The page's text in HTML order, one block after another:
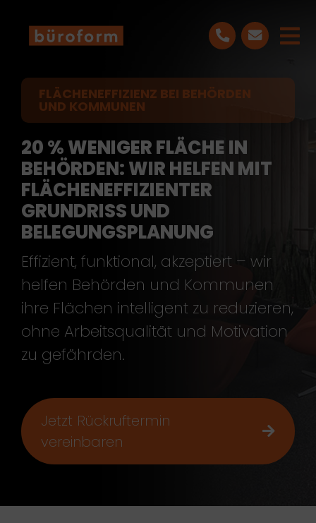
content
LEISTUNGEN
PROJEKTE
ÜBER UNS
BLOG
KONTAKT
FLÄCHENEFFIZIENZ BEI BEHÖRDEN
UND KOMMUNEN
20 % WENIGER FLÄCHE IN
BEHÖRDEN: WIR HELFEN MIT
FLÄCHENEFFIZIENTER
GRUNDRISS UND
BELEGUNGSPLANUNG
Effizient, funktional, akzeptiert – wir
helfen Behörden und Kommunen
ihre Flächen intelligent zu reduzieren,
ohne Arbeitsqualität und Motivation
zu gefährden.
Jetzt Rückruftermin
vereinbaren